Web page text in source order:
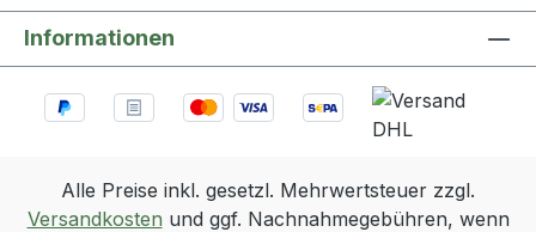
Informationen
Alle Preise inkl. gesetzl. Mehrwertsteuer zzgl.
Versandkosten und ggf. Nachnahmegebühren, wenn